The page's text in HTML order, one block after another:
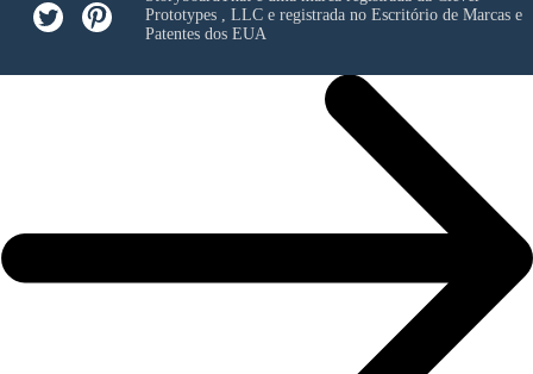
Prototypes , LLCe registrada no Escritório de Marcas e
Patentes dos EUA